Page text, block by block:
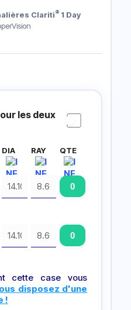
Clariti® 1 Day
les deux
DIA RAY QTE
cette case vous
disposez d'une
!